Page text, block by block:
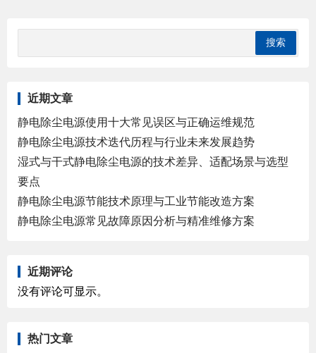
近期文章
静电除尘电源使用十大常见误区与正确运维规范
静电除尘电源技术迭代历程与行业未来发展趋势
湿式与干式静电除尘电源的技术差异、适配场景与选型
要点
静电除尘电源节能技术原理与工业节能改造方案
静电除尘电源常见故障原因分析与精准维修方案
近期评论
没有评论可显示。
热门文章